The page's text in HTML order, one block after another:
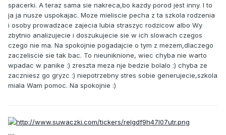
spacerki. A teraz sama sie nakreca,bo kazdy porod jest inny. I to
ja ja nusze uspokajac. Moze mieliscie pecha z ta szkola rodzenia
i osoby prowadzace zajecia lubia straszyc rodzicow albo Wy
zbytnio analizujecie i doszukujecie sie w ich slowach czegos
czego nie ma. Na spokojnie pogadajcie o tym z mezem,dlaczego
zaczeliscie sie tak bac. To nieuniknione, wiec chyba nie warto
wpadac w panike :) zreszta meza nje bedzie bolalo :) chyba ze
zaczniesz go gryzc :) niepotrzebny stres sobie generujecie,szkola
miala Wam pomoc. Na spokojnie :)